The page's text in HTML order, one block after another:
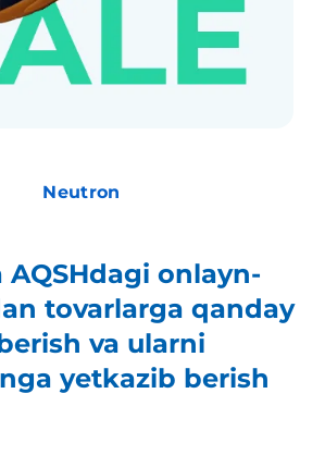
Neutron
AQSHdagi onlayn-
tovarlarga qanday
va ularni
yetkazib berish